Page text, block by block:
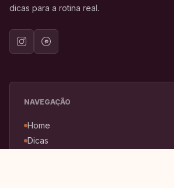
dicas para a rotina real.
NAVEGAÇÃO
Home
Dicas